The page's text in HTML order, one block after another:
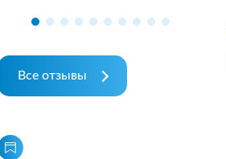
Все отзывы